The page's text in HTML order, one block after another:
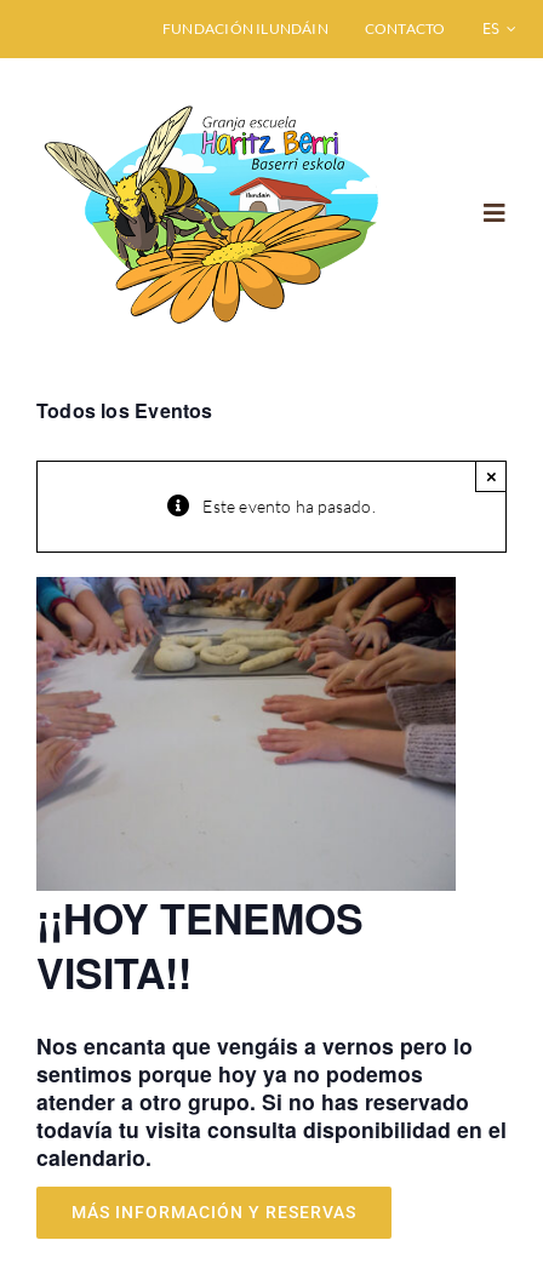
FUNDACIÓN ILUNDÁIN CONTACTO ESPAÑOL
ATERPEAK
BIZI-BASO
ERLE-KIDE
NOTICIAS
Todos los Eventos
Este evento ha pasado.
×
¡¡HOY TENEMOS
VISITA!!
Nos encanta que vengáis a vernos pero lo
sentimos porque hoy ya no podemos
atender a otro grupo. Si no has reservado
todavía tu visita consulta disponibilidad en el
calendario.
MÁS INFORMACIÓN Y RESERVAS